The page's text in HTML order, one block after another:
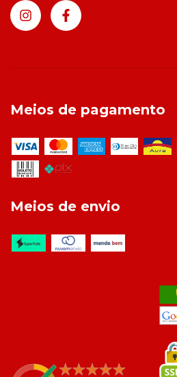
Meios de pagamento
Meios de envio